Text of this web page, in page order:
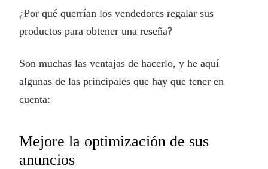
¿Por qué querrían los vendedores regalar sus
productos para obtener una reseña?
Son muchas las ventajas de hacerlo, y he aquí
algunas de las principales que hay que tener en
cuenta:
Mejore la optimización de sus
anuncios